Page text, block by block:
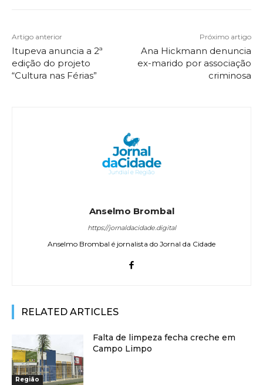
Artigo anterior
Itupeva anuncia a 2ª
edição do projeto
“Cultura nas Férias”
Próximo artigo
Ana Hickmann denuncia
ex-marido por associação
criminosa
Anselmo Brombal
https://jornaldacidade.digital
Anselmo Brombal é jornalista do Jornal da Cidade
RELATED ARTICLES
Região
Falta de limpeza fecha creche em
Campo Limpo